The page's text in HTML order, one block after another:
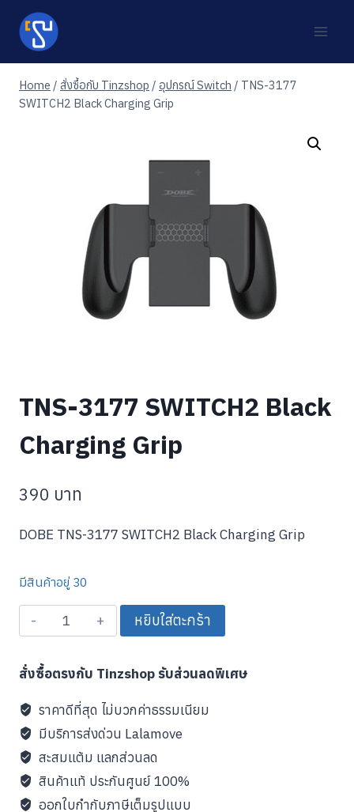
content
Home / สั่งซื้อกับ Tinzshop / อุปกรณ์ Switch / TNS-3177
SWITCH2 Black Charging Grip
TNS-3177 SWITCH2 Black
Charging Grip
390 บาท
DOBE TNS-3177 SWITCH2 Black Charging Grip
มีสินค้าอยู่ 30
จำนวน
TNS-
SWITCH2
Black
Charging
Grip
ชิ้น
หยิบใส่ตะกร้า
สั่งซื้อตรงกับ Tinzshop รับส่วนลดพิเศษ
ราคาดีที่สุด ไม่บวกค่าธรรมเนียม
มีบริการส่งด่วน Lalamove
สะสมแต้ม แลกส่วนลด
สินค้าแท้ ประกันศูนย์ 100%
ออกใบกำกับภาษีเต็มรูปแบบ